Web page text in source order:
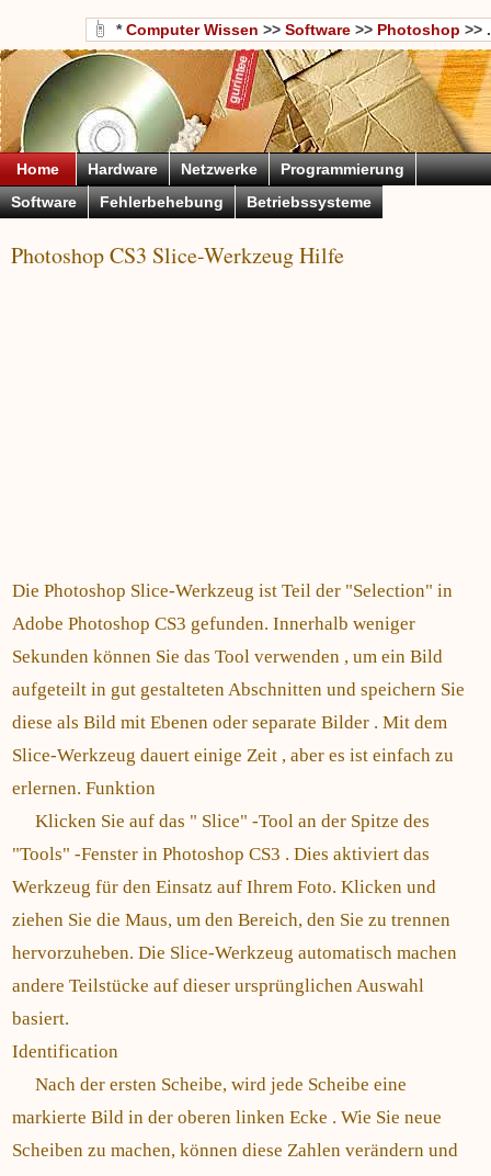
*Computer Wissen >> Software >> Photoshop >> .
Home Hardware Netzwerke
Programmierung
Software
Fehlerbehebung Betriebssysteme
Photoshop CS3 Slice-Werkzeug Hilfe
Die Photoshop Slice-Werkzeug ist Teil der "Selection" in
Adobe Photoshop CS3 gefunden. Innerhalb weniger
Sekunden können Sie das Tool verwenden , um ein Bild
aufgeteilt in gut gestalteten Abschnitten und speichern Sie
diese als Bild mit Ebenen oder separate Bilder . Mit dem
Slice-Werkzeug dauert einige Zeit , aber es ist einfach zu
erlernen. Funktion
Klicken Sie auf das " Slice" -Tool an der Spitze des
"Tools" -Fenster in Photoshop CS3 . Dies aktiviert das
Werkzeug für den Einsatz auf Ihrem Foto. Klicken und
ziehen Sie die Maus, um den Bereich, den Sie zu trennen
hervorzuheben. Die Slice-Werkzeug automatisch machen
andere Teilstücke auf dieser ursprünglichen Auswahl
basiert.
Identification
Nach der ersten Scheibe, wird jede Scheibe eine
markierte Bild in der oberen linken Ecke . Wie Sie neue
Scheiben zu machen, können diese Zahlen verändern und